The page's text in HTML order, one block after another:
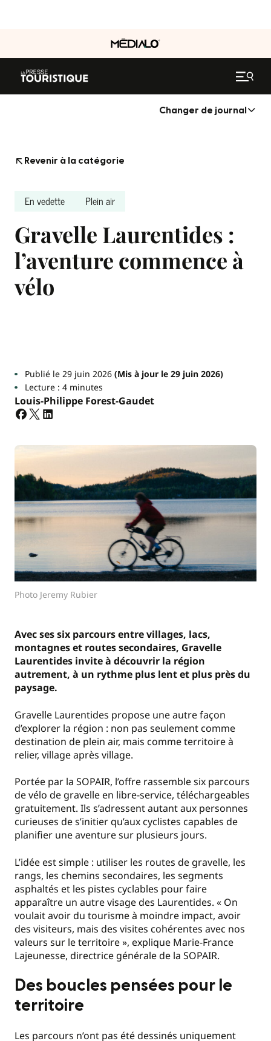
Changer de journal
Revenir à la catégorie
En vedette Plein air
Gravelle Laurentides :
l’aventure commence à
vélo
Publié le 29 juin 2026(Mis à jour le 29 juin 2026)
Lecture : 4 minutes
Louis-Philippe Forest-Gaudet
Photo Jeremy Rubier
Avecses six parcours entre villages, lacs,
montagnes et routes secondaires, Gravelle
Laurentides invite à découvrir la région
autrement, à un rythme plus lent et plus près du
paysage.
Gravelle Laurentides propose une autre façon
d’explorer la région : non pas seulement comme
destination de plein air, mais comme territoire à
relier, village après village.
Portée par la SOPAIR, l’offre rassemble six parcours
de vélo de gravelle en libre-service, téléchargeables
gratuitement. Ils s’adressent autant aux personnes
curieuses de s’initier qu’aux cyclistes capables de
planifier une aventure sur plusieurs jours.
L’idée est simple : utiliser les routes de gravelle, les
rangs, les chemins secondaires, les segments
asphaltés et les pistes cyclables pour faire
apparaître un autre visage des Laurentides. « On
voulait avoir du tourisme à moindre impact, avoir
des visiteurs, mais des visites cohérentes avec nos
valeurs sur le territoire », explique Marie-France
Lajeunesse, directrice générale de la SOPAIR.
Des boucles pensées pour le
territoire
Les parcours n’ont pas été dessinés uniquement